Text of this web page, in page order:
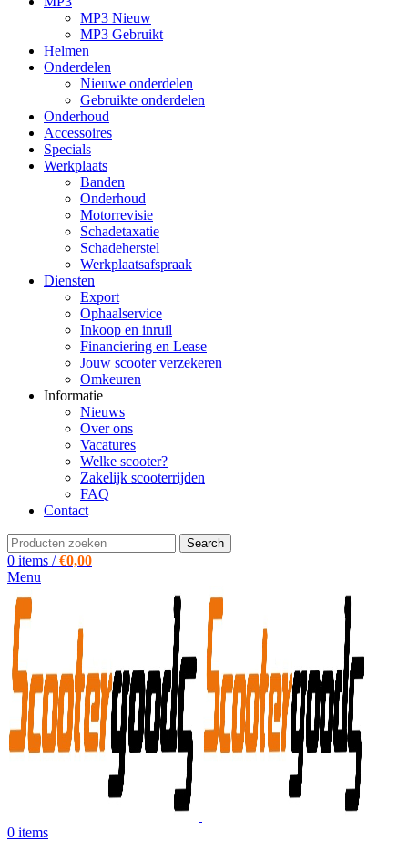
MP3 Nieuw
MP3 Gebruikt
Helmen
Onderdelen
Nieuwe onderdelen
Gebruikte onderdelen
Onderhoud
Accessoires
Specials
Werkplaats
Banden
Onderhoud
Motorrevisie
Schadetaxatie
Schadeherstel
Werkplaatsafspraak
Diensten
Export
Ophaalservice
Inkoop en inruil
Financiering en Lease
Jouw scooter verzekeren
Omkeuren
Informatie
Nieuws
Over ons
Vacatures
Welke scooter?
Zakelijk scooterrijden
FAQ
Contact
Search
0 items / €0,00
Menu
0 items